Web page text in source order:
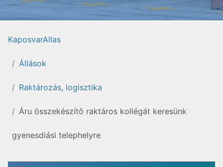
KaposvarAllas
Állások
Raktározás, logisztika
Áru összekészítő raktáros kollégát keresünk
gyenesdiási telephelyre